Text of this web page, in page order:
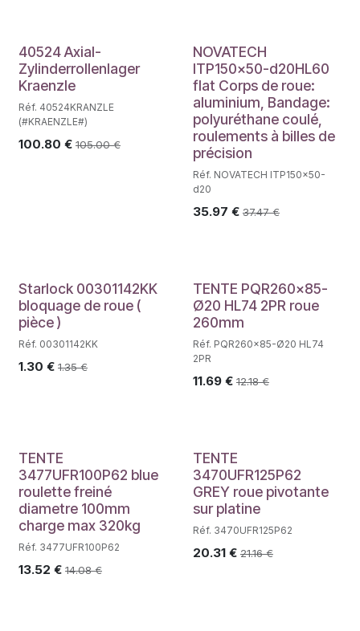
40524 Axial-
Zylinderrollenlager
Kraenzle
Réf. 40524KRANZLE
(#KRAENZLE#)
100.80 € 105.00€
NOVATECH
ITP150x50-d20HL60
flat Corps de roue:
aluminium, Bandage:
polyuréthane coulé,
roulements à billes de
précision
Réf. NOVATECH ITP150x50-
d20
35.97 € 37.47€
Starlock 00301142KK
bloquage de roue (
pièce )
Réf. 00301142KK
1.30 € 1.35€
TENTE PQR260x85-
Ø20 HL74 2PR roue
260mm
Réf. PQR260x85-Ø20 HL74
2PR
11.69€ 12.18€
TENTE
3477UFR100P62 blue
roulette freiné
diametre 100mm
charge max 320kg
Réf. 3477UFR100P62
13.52 € 14.08€
TENTE
3470UFR125P62
GREY roue pivotante
sur platine
Réf. 3470UFR125P62
20.31€ 21.16€